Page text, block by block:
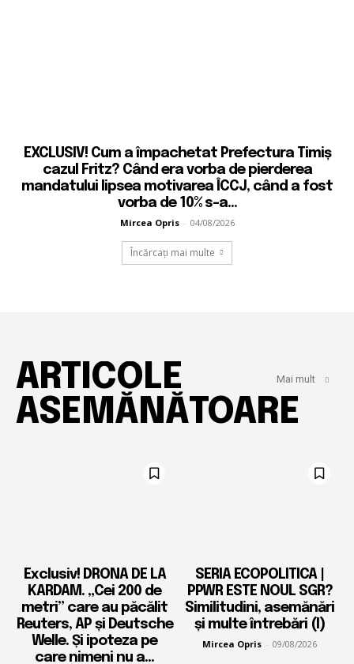
EXCLUSIV! Cum a împachetat Prefectura Timiș
cazul Fritz? Când era vorba de pierderea
mandatului lipsea motivarea ÎCCJ, când a fost
vorba de 10% s-a...
Mircea Opris - 04/08/2026
Încărcați mai multe
ARTICOLE
ASEMĂNĂTOARE
Mai mult
Exclusiv! DRONA DE LA
KARDAM. „Cei 200 de
metri” care au păcălit
Reuters, AP și Deutsche
Welle. Și ipoteza pe
care nimeni nu a...
SERIA ECOPOLITICA |
PPWR ESTE NOUL SGR?
Similitudini, asemănări
și multe întrebări (I)
Mircea Opris - 09/08/2026